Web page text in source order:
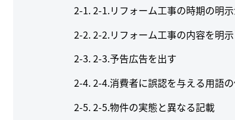
2-1.リフォーム工事の時期の明
2-2.リフォーム工事の内容を明
2-3.予告広告を出す
2-4.消費者に誤認を与える用語
2-5.物件の実態と異なる記載